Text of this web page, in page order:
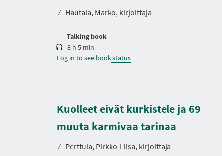
⁄ Hautala, Marko, kirjoittaja
Talking book
i
8 h 5 min
Log in to see book status
Kuolleet eivät kurkistele ja 69
muuta karmivaa tarinaa
⁄ Perttula, Pirkko-Liisa, kirjoittaja
D
u
r
a
i